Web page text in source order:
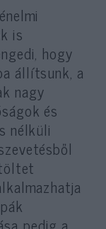
is
hogy
állítsunk, a
nagy
és
nélküli